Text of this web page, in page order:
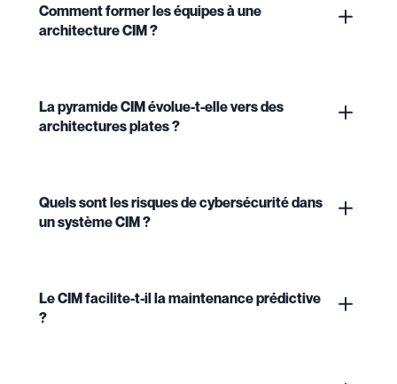
Comment former les équipes à une
architecture CIM ?
La pyramide CIM évolue-t-elle vers des
architectures plates ?
Quels sont les risques de cybersécurité dans
un système CIM ?
Le CIM facilite-t-il la maintenance prédictive
?